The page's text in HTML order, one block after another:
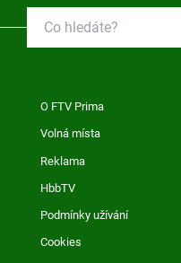
O FTV Prima
Volná místa
Reklama
HbbTV
Podmínky užívání
Cookies